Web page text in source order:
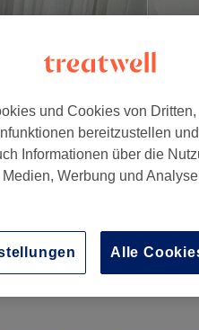
und Cookies von
bereitzustellen
Informationen über die
Werbung und
Alle